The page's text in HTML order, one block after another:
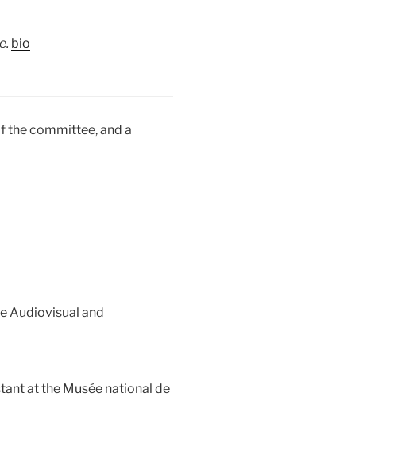
bio
the committee, and a
Audiovisual and
at the Musée national de